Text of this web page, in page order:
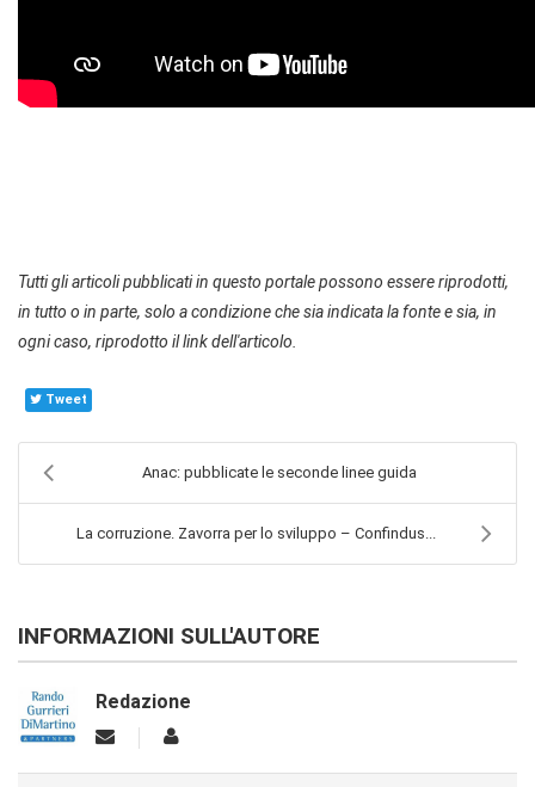
Tutti gli articoli pubblicati in questo portale possono essere riprodotti,
in tutto o in parte, solo a condizione che sia indicata la fonte e sia, in
ogni caso, riprodotto il link dell'articolo.
Tweet
Anac: pubblicate le seconde linee guida
La corruzione. Zavorra per lo sviluppo – Confindus...
INFORMAZIONI SULL'AUTORE
Redazione